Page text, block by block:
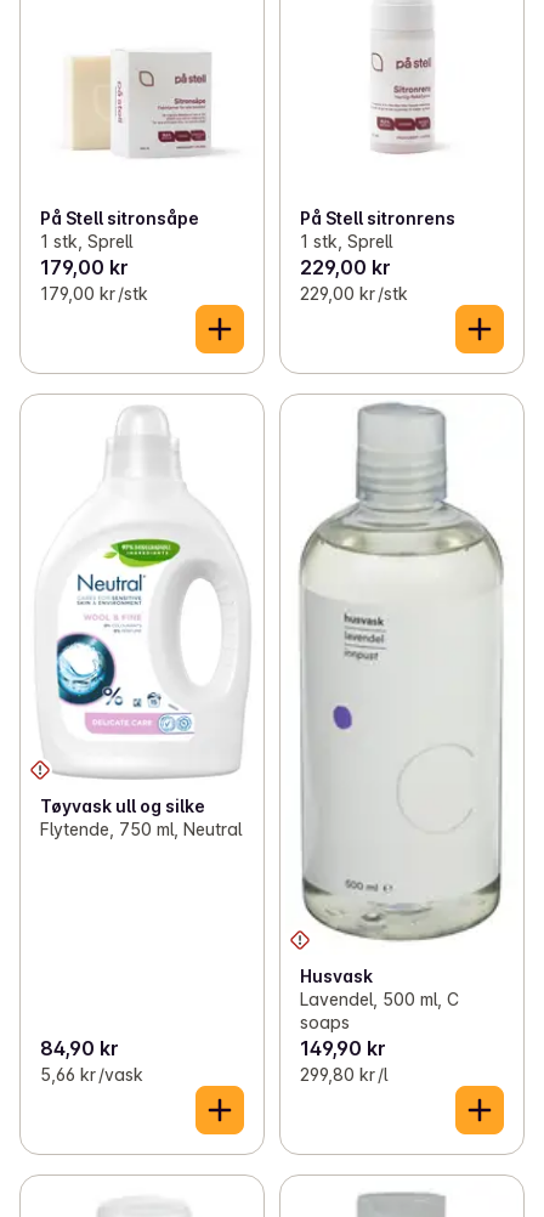
På Stell sitronsåpe
1 stk, Sprell
179,00 kr
179,00 kr /stk
På Stell sitronrens
1 stk, Sprell
229,00 kr
229,00 kr /stk
Tøyvask ull og silke
Flytende, 750 ml, Neutral
84,90 kr
5,66 kr /vask
Husvask
Lavendel, 500 ml, C
soaps
149,90 kr
299,80 kr /l